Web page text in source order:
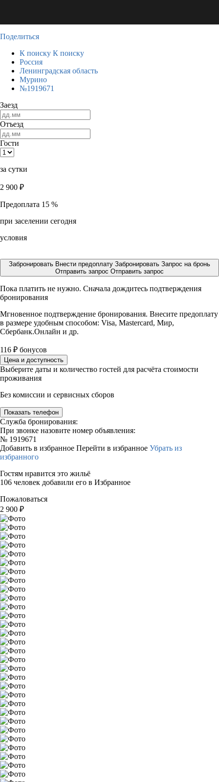
Поделиться
К поиску К поиску
Россия
Ленинградская область
Мурино
№1919671
Заезд
Отъезд
Гости
за сутки
2 900 ₽
Предоплата 15 %
при заселении сегодня
условия
Забронировать Внести предоплату Забронировать Запрос на бронь
Отправить запрос Отправить запрос
Пока платить не нужно. Сначала дождитесь подтверждения
бронирования
Мгновенное подтверждение бронирования. Внесите предоплату
в размере удобным способом: Visa, Mastercard, Мир,
Сбербанк.Онлайн и др.
116 ₽ бонусов
Цена и доступность
Выберите даты и количество гостей для расчёта стоимости
проживания
Без комиссии и сервисных сборов
Показать телефон
Служба бронирования:
При звонке назовите номер объявления:
№ 1919671
Добавить в избранное Перейти в избранное Убрать из
избранного
Гостям нравится это жильё
106 человек добавили его в Избранное
Пожаловаться
2 900 ₽